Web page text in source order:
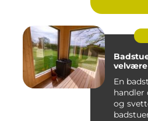
En
handler
og